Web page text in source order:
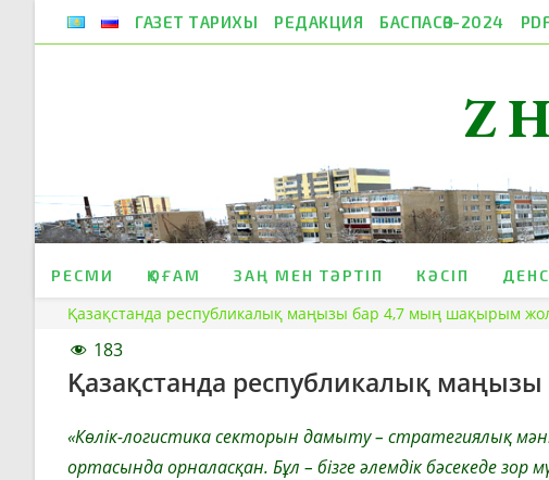
ГАЗЕТ ТАРИХЫ РЕДАКЦИЯ БАСПАСӨЗ-2024
РЕСМИ ҚОҒАМ ЗАҢ МЕН ТӘРТІП КӘСІП
Қазақстанда республикалық маңызы бар 4,7 мың шақырым
183
Қазақстанда республикалық
«Көлік-логистика секторын дамыту – стратегиялық
ортасында орналасқан. Бұл – бізге әлемдік бәсекеде зор